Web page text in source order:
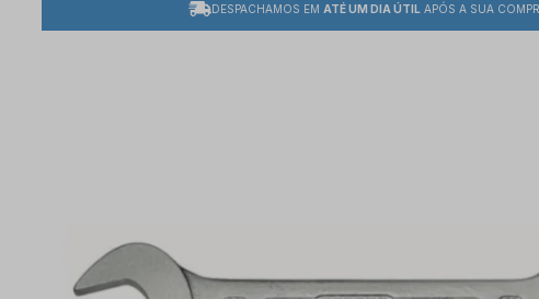
DESPACHAMOS EM ATÉ UM DIA ÚTIL APÓS A SUA